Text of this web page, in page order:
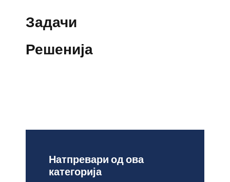
Задачи
Решенија
Натпревари од ова
категорија